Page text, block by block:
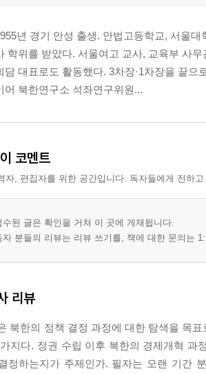
제발전 노선의 절충, 합영법 제정(절충주의)
합기업소 체제 도입(1985, 지각 효과)
년대 후반 구소련·동구 사회주의 변화에 대
회주의 완전승리' 테제로 대응(잠금 효과)
정일의 경제개혁과 후퇴(2000~2010)
｜ 개혁 모색: ‘주체’에서 ‘실용’으로
일의 권력승계와 경제관리에 대한 부담
제재건의 한계와 새로운 회생 전략 모색
｜ 개혁착수: 7.1개혁 조치와 시장 장려
그루빠'의 개혁 입안 과정과 김정일의 관여
관리개선 조치 내용 및 시행과정
이전 논란 및 졸속 시행 징후
년 경기 안성 출생. 안법고등학교, 서울
학위를 받았다. 서울여고 교사, 교육부 사
담 대표로도 활동했다. 3차장·1차장을 끝
어 북한연구소 석좌연구위원...
코멘트
자, 편집자를 위한 공간입니다. 독자들에게 전하
수된 글은 확인을 거쳐 이 곳에 게재됩니다.
자 분들의 리뷰는 리뷰 쓰기를, 책에 대한 문의는
리뷰
북한의 정책 결정 과정에 대한 탐색을 목
지다. 정권 수립 이후 북한의 경제개혁 과
정하는지가 주제인가. 필자는 오랜 기간